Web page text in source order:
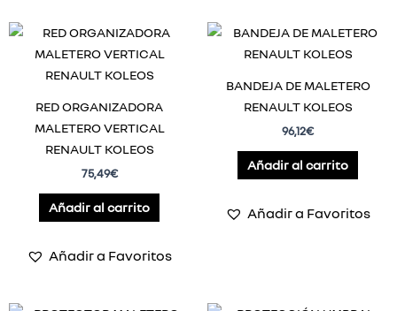
RED ORGANIZADORA
MALETERO VERTICAL
RENAULT KOLEOS
75,49€
Añadir al carrito
Añadir a Favoritos
BANDEJA DE MALETERO
RENAULT KOLEOS
96,12€
Añadir al carrito
Añadir a Favoritos